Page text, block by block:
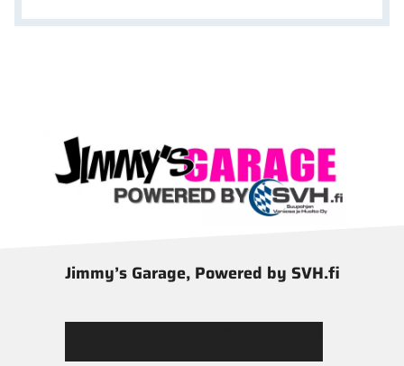
Jimmy’s Garage, Powered by SVH.fi